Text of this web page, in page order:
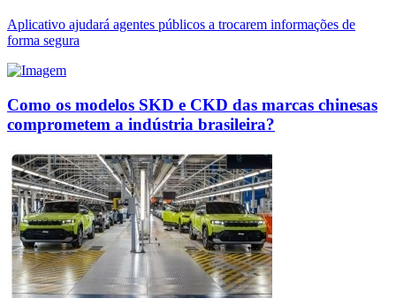
Aplicativo ajudará agentes públicos a trocarem informações de
forma segura
Como os modelos SKD e CKD das marcas chinesas
comprometem a indústria brasileira?